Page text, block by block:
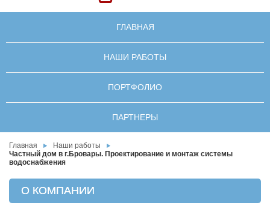
ГЛАВНАЯ
НАШИ РАБОТЫ
ПОРТФОЛИО
ПАРТНЕРЫ
Главная
Наши работы
Частный дом в г.Бровары. Проектирование и монтаж системы
водоснабжения
О КОМПАНИИ